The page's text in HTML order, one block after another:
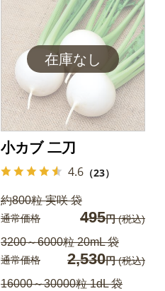
小カブ 二刀
4.6 （23）
約800粒 実咲 袋
通常価格 495円(税込)
3200～6000粒 20mL 袋
通常価格 2,530円(税込)
16000～30000粒 1dL 袋